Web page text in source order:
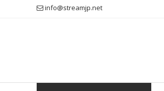
info@streamjp.net